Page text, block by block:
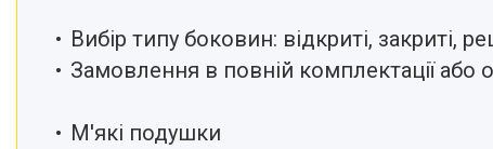
Вибір типу боковин: відкриті, закриті,
Замовлення в повній комплектації
М'які подушки